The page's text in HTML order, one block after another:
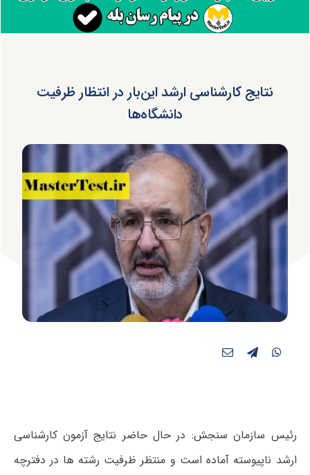
نتایج کارشناسی ارشد این‌بار در انتظار ظرفیت
دانشگاه‌ها
رئیس سازمان سنجش: در حال حاضر نتایج آزمون کارشناسی
ارشد ناپیوسته آماده است و منتظر ظرفیت رشته ها در دفترچه